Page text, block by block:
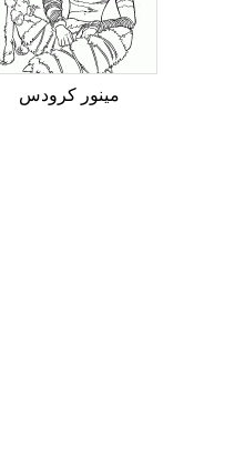
مينور كرودس